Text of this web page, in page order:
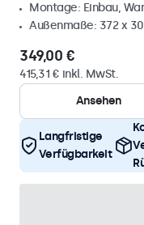
Montage: Einbau,
Außenmaße: 372 x
349,00 €
415,31 € inkl. MwSt.
Ansehen
Langfristige
Verfügbarkeit